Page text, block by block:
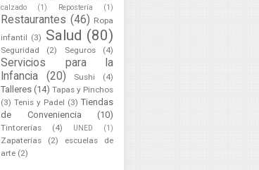
calzado
(1) Repostería (1)
Restaurantes (46) Ropa
infantil (3) Salud (80)
Seguridad (2) Seguros (4)
Servicios para la
Infancia
(20) Sushi (4)
Talleres (14) Tapas y Pinchos
(3) Tenis y Padel (3) Tiendas
de Conveniencia
(10)
Tintorerías (4) UNED (1)
Zapaterías (2)
escuelas de
arte (2)